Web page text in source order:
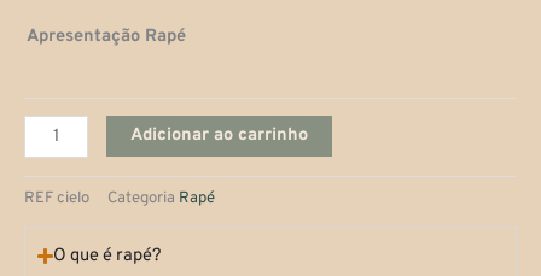
Apresentação Rapé
Céu
Adicionar ao carrinho
REFcielo Categoria Rapé
O que é rapé?